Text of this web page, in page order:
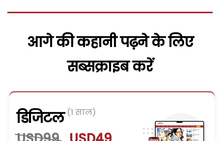
आगे की कहानी पढ़ने के लिए
सब्सक्राइब करें
डिजिटल (1 साल)